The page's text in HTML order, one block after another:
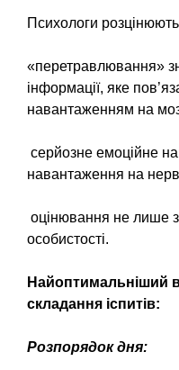
Психологи розцінюють
«перетравлювання»
інформації, яке
навантаженням на
серйозне емоційне
навантаження на
оцінювання не лише
особистості.
Найоптимальніший
складання іспитів:
Розпорядок дня: